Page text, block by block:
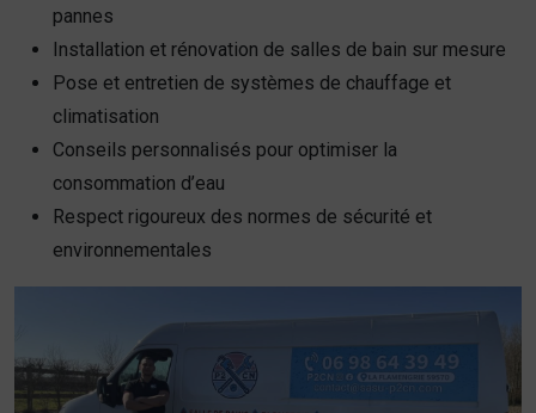
pannes
Installation et rénovation de salles de bain sur mesure
Pose et entretien de systèmes de chauffage et
climatisation
Conseils personnalisés pour optimiser la
consommation d’eau
Respect rigoureux des normes de sécurité et
environnementales